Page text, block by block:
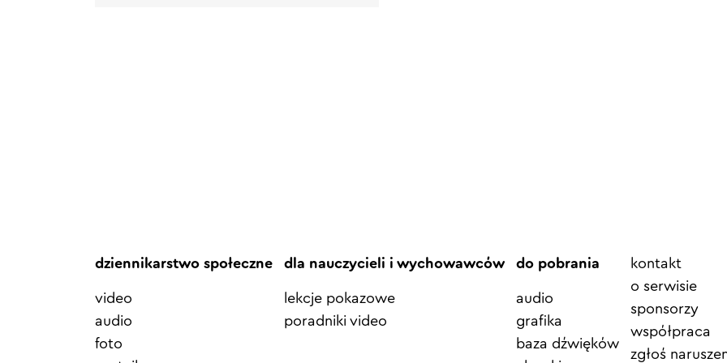
dziennikarstwo społeczne
video
audio
foto
dla nauczycieli i wychowawców
lekcje pokazowe
poradniki video
do pobrania
audio
grafika
baza dźwięków
Element
menu
kontakt
o serwisie
sponsorzy
współpraca
zgłoś